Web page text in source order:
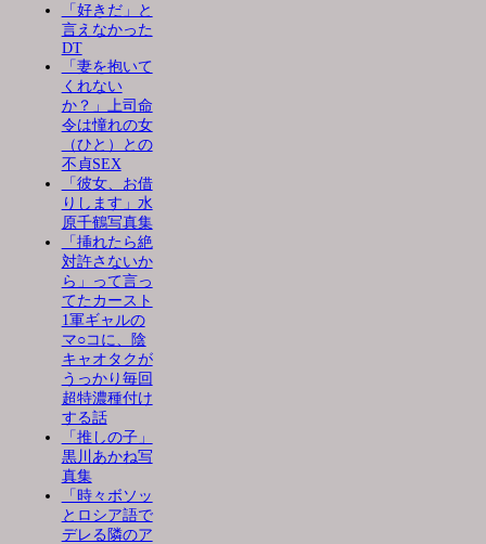
「好きだ」と
言えなかった
DT
「妻を抱いて
くれない
か？」上司命
令は憧れの女
（ひと）との
不貞SEX
「彼女、お借
りします」水
原千鶴写真集
「挿れたら絶
対許さないか
ら」って言っ
てたカースト
1軍ギャルの
マ○コに、陰
キャオタクが
うっかり毎回
超特濃種付け
する話
「推しの子」
黒川あかね写
真集
「時々ボソッ
とロシア語で
デレる隣のア